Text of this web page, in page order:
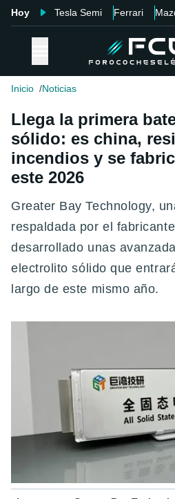
Hoy Tesla Semi Ferrari
Inicio Noticias
Llega la primera
sólido: es china,
incendios y se
este 2026
Greater Bay Technology,
respaldada por el
desarrollado unas
electrolito sólido que
largo de este mismo año.